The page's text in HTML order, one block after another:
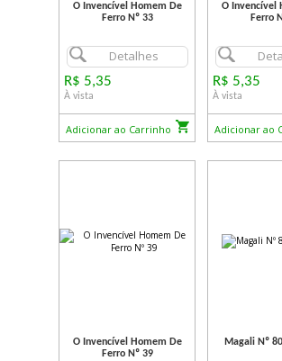
O Invencível Homem De
Ferro Nº 33
Detalhes
R$ 5,35
À vista
Adicionar ao Carrinho
O Invencível
Ferro
R$ 5,35
À vista
Adicionar ao
O Invencível Homem De
Ferro Nº 39
Magali Nº